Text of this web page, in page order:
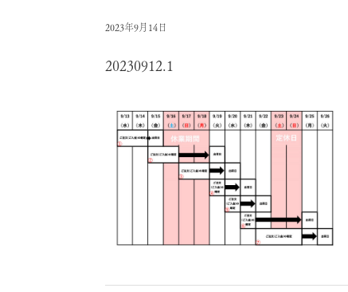
2023年9月14日
20230912.1